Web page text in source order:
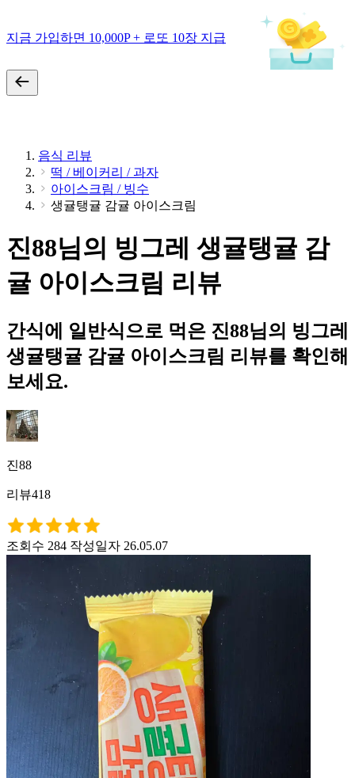
지금 가입하면 10,000P + 로또 10장 지급
음식 리뷰
떡 / 베이커리 / 과자
아이스크림 / 빙수
생귤탱귤 감귤 아이스크림
진88님의 빙그레 생귤탱귤 감
귤 아이스크림 리뷰
간식에 일반식으로 먹은 진88님의 빙그레
생귤탱귤 감귤 아이스크림 리뷰를 확인해
보세요.
진88
리뷰418
조회수 284 작성일자 26.05.07